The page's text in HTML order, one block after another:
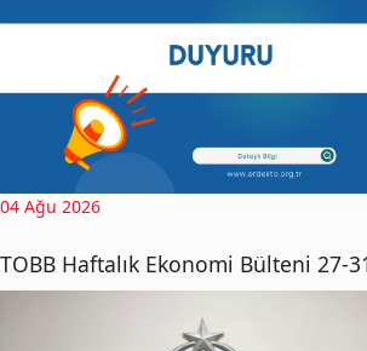
04 Ağu 2026
TOBB Haftalık Ekonomi Bülteni 27-